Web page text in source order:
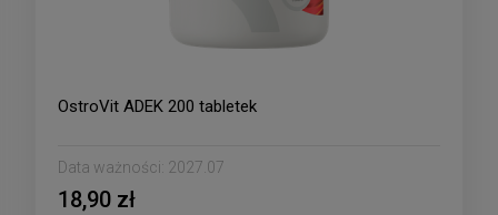
OstroVit ADEK 200 tabletek
Data ważności: 2027.07
18,90 zł